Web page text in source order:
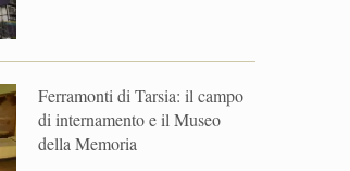
Ferramonti di Tarsia: il campo
di internamento e il Museo
della Memoria